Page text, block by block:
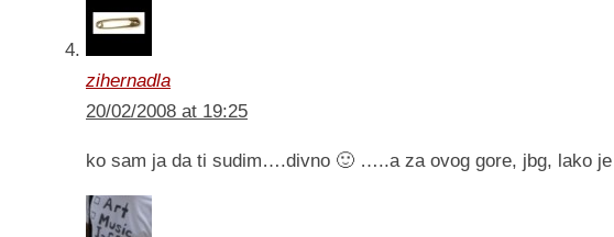
zihernadla
20/02/2008 at 19:25
ko sam ja da ti sudim….divno 🙂 …..a za ovog gore, jbg, lako